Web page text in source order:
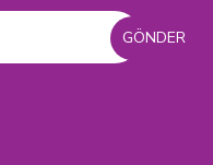
GÖNDER